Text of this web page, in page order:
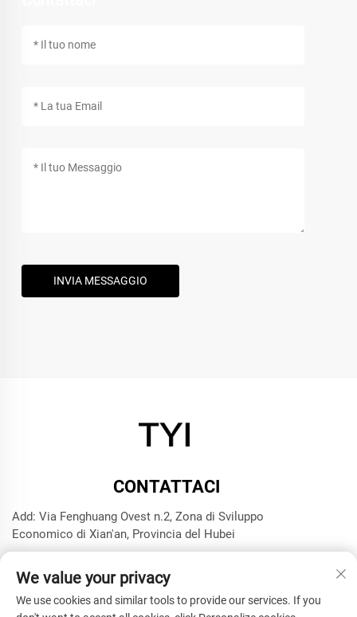
INVIA MESSAGGIO
CONTATTACI
Add: Via Fenghuang Ovest n.2, Zona di Sviluppo
Economico di Xian'an, Provincia del Hubei
E-mail:[email protected]
We value your privacy
We use cookies and similar tools to provide our services. If you